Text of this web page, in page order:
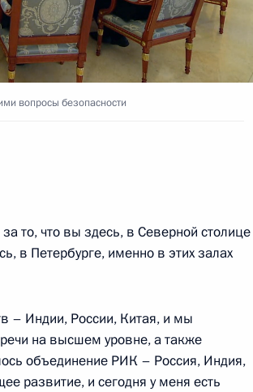
Суда Валерием
имени С.М.Кирова
вопросы безопасности
то, что вы здесь, в Северной столице
в Петербурге, именно в этих залах
– Индии, России, Китая, и мы
на высшем уровне, а также
объединение РИК – Россия, Индия,
развитие, и сегодня у меня есть